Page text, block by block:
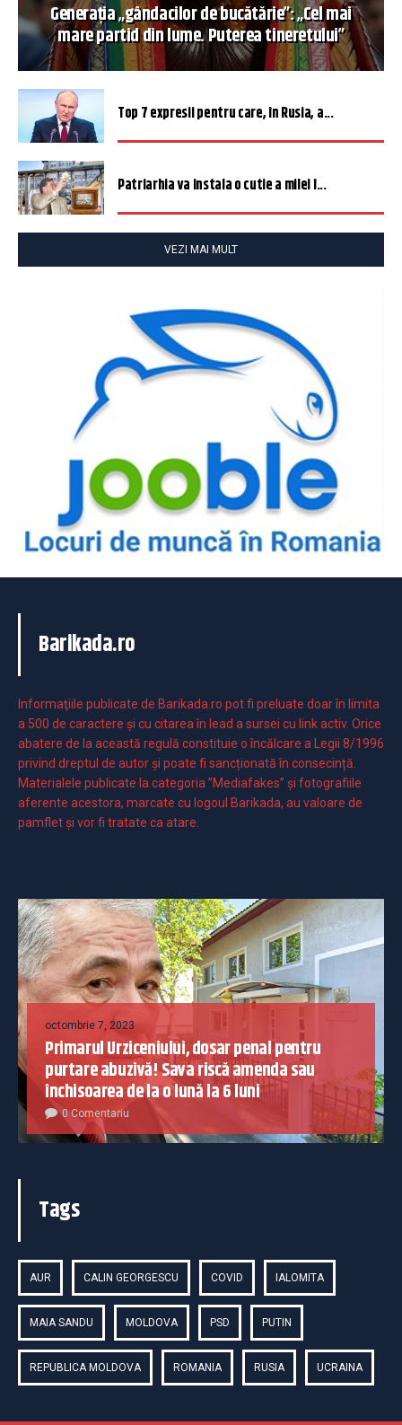
Generația „gândacilor de bucătărie”: „Cel mai
mare partid din lume. Puterea tineretului”
Top 7 expresii pentru care, în Rusia, a...
Patriarhia va instala o cutie a milei î...
VEZI MAI MULT
Barikada.ro
Informaţiile publicate de Barikada.ro pot fi preluate doar în limita
a 500 de caractere şi cu citarea în lead a sursei cu link activ. Orice
abatere de la această regulă constituie o încălcare a Legii 8/1996
privind dreptul de autor și poate fi sancționată în consecință.
Materialele publicate la categoria ”Mediafakes” și fotografiile
aferente acestora, marcate cu logoul Barikada, au valoare de
pamflet și vor fi tratate ca atare.
octombrie 7, 2023
Primarul Urziceniului, dosar penal pentru
purtare abuzivă! Sava riscă amenda sau
închisoarea de la o lună la 6 luni
0 Comentariu
Tags
AUR CALIN GEORGESCU COVID IALOMITA
MAIA SANDU MOLDOVA PSD PUTIN
REPUBLICA MOLDOVA ROMANIA RUSIA UCRAINA